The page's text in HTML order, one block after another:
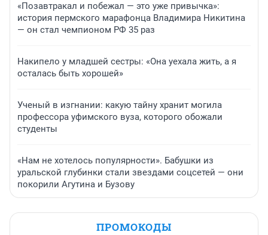
«Позавтракал и побежал — это уже привычка»:
история пермского марафонца Владимира Никитина
— он стал чемпионом РФ 35 раз
Накипело у младшей сестры: «Она уехала жить, а я
осталась быть хорошей»
Ученый в изгнании: какую тайну хранит могила
профессора уфимского вуза, которого обожали
студенты
«Нам не хотелось популярности». Бабушки из
уральской глубинки стали звездами соцсетей — они
покорили Агутина и Бузову
ПРОМОКОДЫ